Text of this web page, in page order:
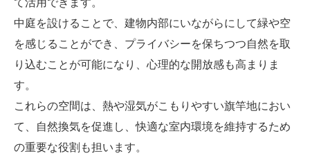
中庭を設けることで、建物内部にいながらにして緑や空
を感じることができ、プライバシーを保ちつつ自然を取
り込むことが可能になり、心理的な開放感も高まりま
す。
これらの空間は、熱や湿気がこもりやすい旗竿地におい
て、自然換気を促進し、快適な室内環境を維持するため
の重要な役割も担います。